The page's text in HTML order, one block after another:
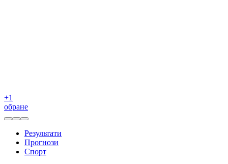
+1
обране
Результати
Прогнози
Спорт